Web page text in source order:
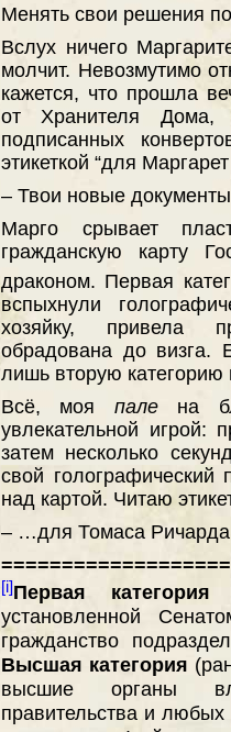
Менять свои решения
Вслух ничего
молчит. Невозмутимо
кажется, что прошла
от Хранителя Дома,
подписанных
этикеткой “для
– Твои новые
Марго срывает
гражданскую карту
драконом. Первая
вспыхнули
хозяйку, привела
обрадована до визга.
лишь вторую категорию
Всё, моя палена
увлекательной игрой:
затем несколько
свой голографический
над картой. Читаю
– …для Томаса
[i]Первая категория
установленной
гражданство
Высшая категория
высшие органы
правительства и любых